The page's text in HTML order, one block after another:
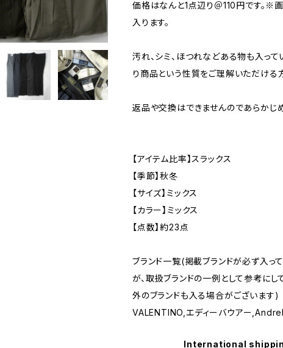
価格はなんと1点辺り＠110円です。※
入ります。
汚れ、シミ、ほつれなどある物も入っ
り商品という性質をご理解いただける
返品や交換はできませんのであらかじ
【アイテム比率】スラックス
【季節】秋冬
【サイズ】ミックス
【カラー】ミックス
【点数】約23点
ブランド一覧(掲載ブランドが必ず入っ
が、取扱ブランドの一例として参考にし
外のブランドも入る場合がございます)
VALENTINO,エディーバウアー
International